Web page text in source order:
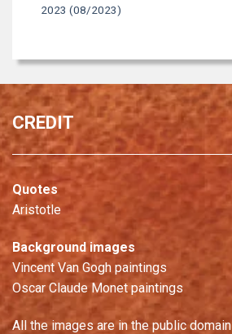
2023 (08/2023)
CREDIT
Quotes
Aristotle
Background images
Vincent Van Gogh paintings
Oscar Claude Monet paintings
All the images are in the public domain